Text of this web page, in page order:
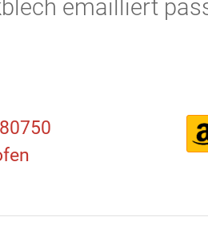
emailliert